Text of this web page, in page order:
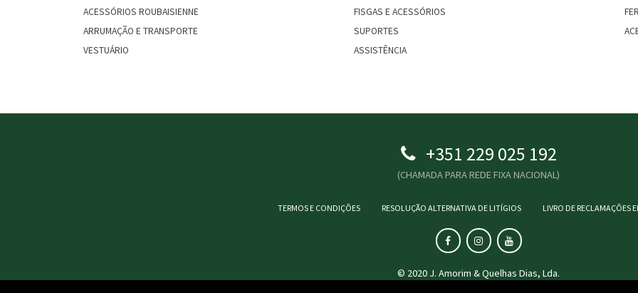
ACESSÓRIOS ROUBAISIENNE
FISGAS E ACESSÓRIOS
ARRUMAÇÃO E TRANSPORTE
SUPORTES
VESTUÁRIO
ASSISTÊNCIA
+351 229 025 192
(CHAMADA PARA REDE FIXA NACIONAL)
TERMOS E CONDIÇÕES RESOLUÇÃO ALTERNATIVA DE LITÍGIOS LIVRO DE RECLAMAÇÕES
© 2020 J. Amorim & Quelhas Dias, Lda.